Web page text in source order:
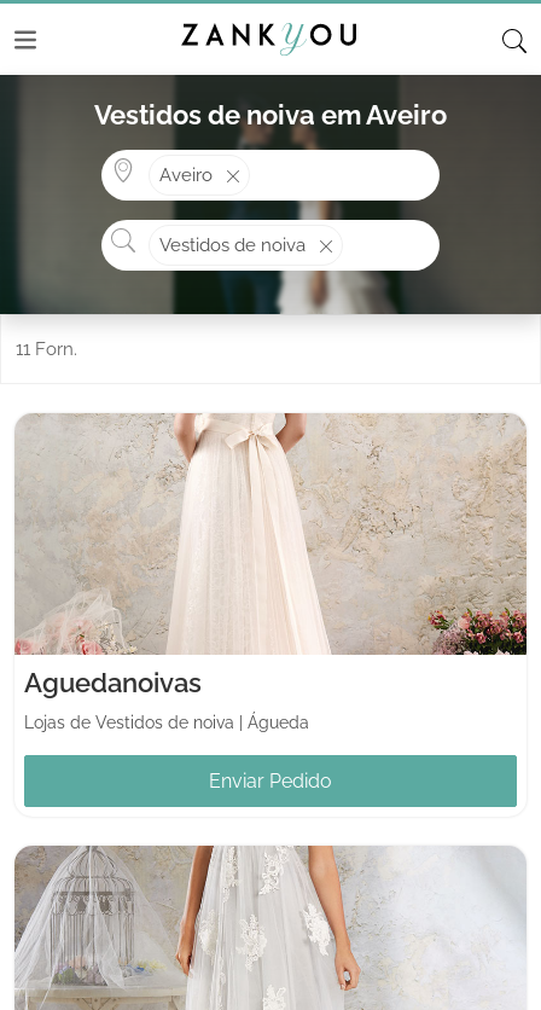
Vestidos de noiva em Aveiro
Aveiro
O que procura?
Vestidos de noiva
11 Forn.
Aguedanoivas
Lojas de Vestidos de noiva Águeda
Enviar Pedido